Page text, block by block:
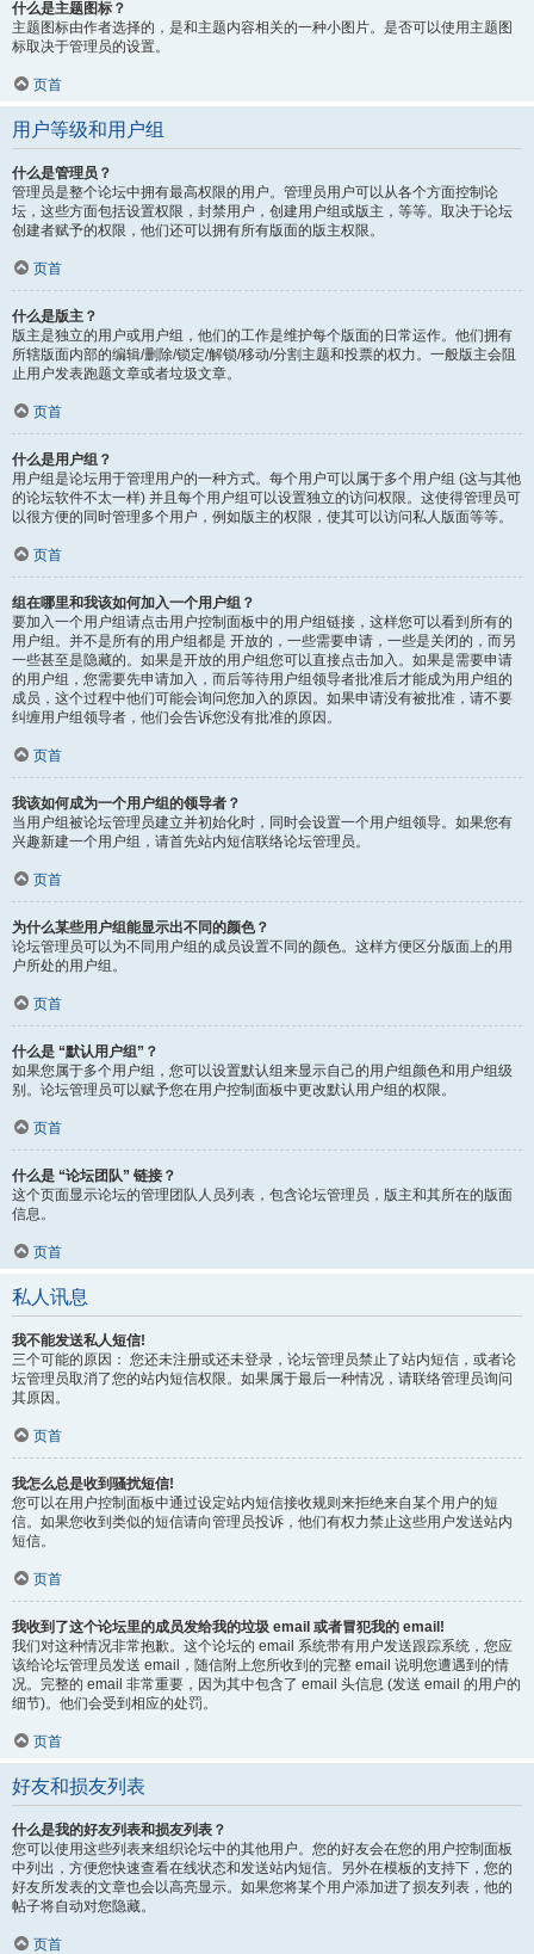
什么是主题图标？
主题图标由作者选择的，是和主题内容相关的一种小图片。是否可以使用主题图
标取决于管理员的设置。
页首
用户等级和用户组
什么是管理员？
管理员是整个论坛中拥有最高权限的用户。管理员用户可以从各个方面控制论
坛，这些方面包括设置权限，封禁用户，创建用户组或版主，等等。取决于论坛
创建者赋予的权限，他们还可以拥有所有版面的版主权限。
页首
什么是版主？
版主是独立的用户或用户组，他们的工作是维护每个版面的日常运作。他们拥有
所辖版面内部的编辑/删除/锁定/解锁/移动/分割主题和投票的权力。一般版主会阻
止用户发表跑题文章或者垃圾文章。
页首
什么是用户组？
用户组是论坛用于管理用户的一种方式。每个用户可以属于多个用户组 (这与其他
的论坛软件不太一样) 并且每个用户组可以设置独立的访问权限。这使得管理员可
以很方便的同时管理多个用户，例如版主的权限，使其可以访问私人版面等等。
页首
组在哪里和我该如何加入一个用户组？
要加入一个用户组请点击用户控制面板中的用户组链接，这样您可以看到所有的
用户组。并不是所有的用户组都是 开放的，一些需要申请，一些是关闭的，而另
一些甚至是隐藏的。如果是开放的用户组您可以直接点击加入。如果是需要申请
的用户组，您需要先申请加入，而后等待用户组领导者批准后才能成为用户组的
成员，这个过程中他们可能会询问您加入的原因。如果申请没有被批准，请不要
纠缠用户组领导者，他们会告诉您没有批准的原因。
页首
我该如何成为一个用户组的领导者？
当用户组被论坛管理员建立并初始化时，同时会设置一个用户组领导。如果您有
兴趣新建一个用户组，请首先站内短信联络论坛管理员。
页首
为什么某些用户组能显示出不同的颜色？
论坛管理员可以为不同用户组的成员设置不同的颜色。这样方便区分版面上的用
户所处的用户组。
页首
什么是 “默认用户组”？
如果您属于多个用户组，您可以设置默认组来显示自己的用户组颜色和用户组级
别。论坛管理员可以赋予您在用户控制面板中更改默认用户组的权限。
页首
什么是 “论坛团队” 链接？
这个页面显示论坛的管理团队人员列表，包含论坛管理员，版主和其所在的版面
信息。
页首
私人讯息
我不能发送私人短信!
三个可能的原因： 您还未注册或还未登录，论坛管理员禁止了站内短信，或者论
坛管理员取消了您的站内短信权限。如果属于最后一种情况，请联络管理员询问
其原因。
页首
我怎么总是收到骚扰短信!
您可以在用户控制面板中通过设定站内短信接收规则来拒绝来自某个用户的短
信。如果您收到类似的短信请向管理员投诉，他们有权力禁止这些用户发送站内
短信。
页首
我收到了这个论坛里的成员发给我的垃圾 email 或者冒犯我的 email!
我们对这种情况非常抱歉。这个论坛的 email 系统带有用户发送跟踪系统，您应
该给论坛管理员发送 email，随信附上您所收到的完整 email 说明您遭遇到的情
况。完整的 email 非常重要，因为其中包含了 email 头信息 (发送 email 的用户的
细节)。他们会受到相应的处罚。
页首
好友和损友列表
什么是我的好友列表和损友列表？
您可以使用这些列表来组织论坛中的其他用户。您的好友会在您的用户控制面板
中列出，方便您快速查看在线状态和发送站内短信。另外在模板的支持下，您的
好友所发表的文章也会以高亮显示。如果您将某个用户添加进了损友列表，他的
帖子将自动对您隐藏。
页首